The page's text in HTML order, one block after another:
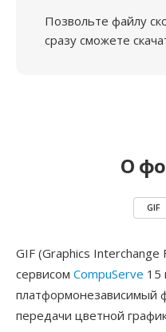
Позвольте файлу
сразу сможете
О
GIF
GIF (Graphics
сервисом CompuServe 15
платформонезависимый
передачи цветной